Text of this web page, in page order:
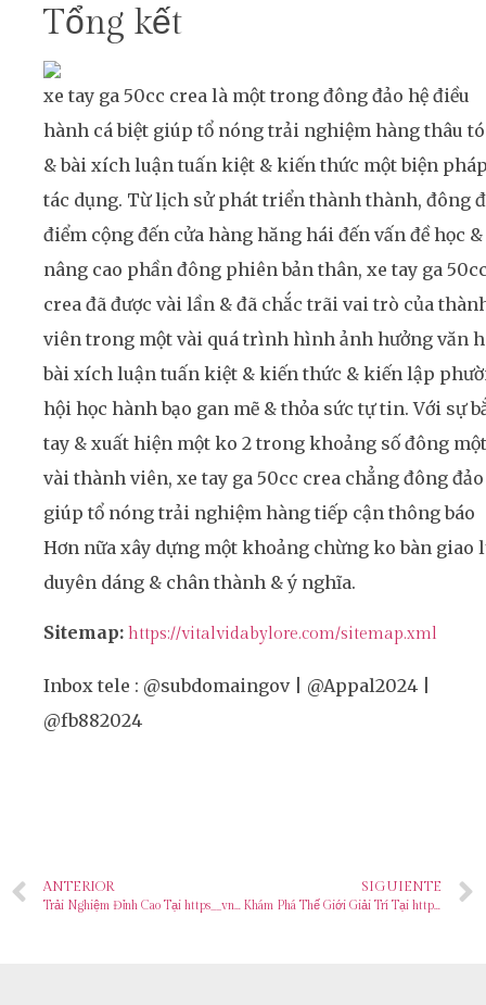
Tổng kết
xe tay ga 50cc crea là một trong đông đảo hệ điều
hành cá biệt giúp tổ nóng trải nghiệm hàng thâu
& bài xích luận tuấn kiệt & kiến thức một biện
tác dụng. Từ lịch sử phát triển thành thành, đông
điểm cộng đến cửa hàng hăng hái đến vấn đề học &
nâng cao phần đông phiên bản thân, xe tay ga
crea đã được vài lần & đã chắc trãi vai trò của
viên trong một vài quá trình hình ảnh hưởng văn
bài xích luận tuấn kiệt & kiến thức & kiến lập
hội học hành bạo gan mẽ & thỏa sức tự tin. Với sự
tay & xuất hiện một ko 2 trong khoảng số đông một
vài thành viên, xe tay ga 50cc crea chẳng đông đảo
giúp tổ nóng trải nghiệm hàng tiếp cận thông báo
Hơn nữa xây dựng một khoảng chừng ko bàn giao
duyên dáng & chân thành & ý nghĩa.
Sitemap: https://vitalvidabylore.com/sitemap.xml
Inbox tele : @subdomaingov | @Appal2024 |
@fb882024
ANTERIOR
Trải Nghiệm Đỉnh Cao Tại https__vn88.nexus_ – Nền Tảng Cá Cược Đáng Tin Cậy Cho Người Yêu Thể Thao
SIGUIENTE
Khám Phá Thế Giới Giải Trí Tại https__vn88.free_ – Cơ Hội Nhận Thưởng Đột Phá